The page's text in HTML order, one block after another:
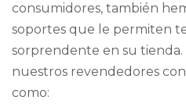
consumidores, también
soportes que le permiten
sorprendente en su tienda.
nuestros revendedores
como: